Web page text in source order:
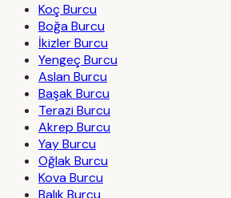
Koç Burcu
Boğa Burcu
İkizler Burcu
Yengeç Burcu
Aslan Burcu
Başak Burcu
Terazi Burcu
Akrep Burcu
Yay Burcu
Oğlak Burcu
Kova Burcu
Balık Burcu